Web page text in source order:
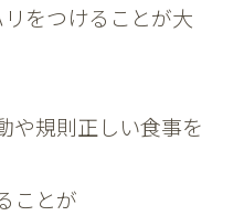
をつけることが大
や規則正しい食事を
ことが